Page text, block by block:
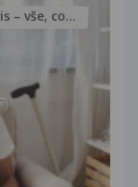
– vše, co...